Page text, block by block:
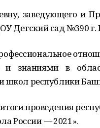
заведующего и
Детский сад №390 г.
знаниями в
школ республики
проведения
России—2021».